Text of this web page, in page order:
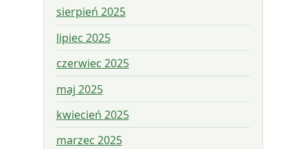
sierpień 2025
lipiec 2025
czerwiec 2025
maj 2025
kwiecień 2025
marzec 2025